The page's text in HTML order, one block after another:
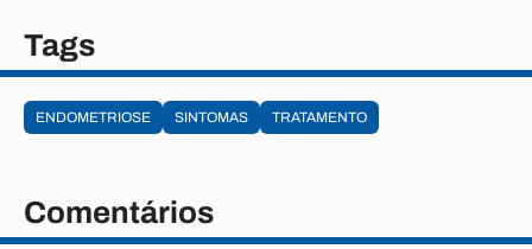
Tags
ENDOMETRIOSE SINTOMAS TRATAMENTO
Comentários